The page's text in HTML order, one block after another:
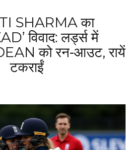
SHARMA का
विवाद: लर्ड्स में
को रन‑आउट, रायें
टकराईं